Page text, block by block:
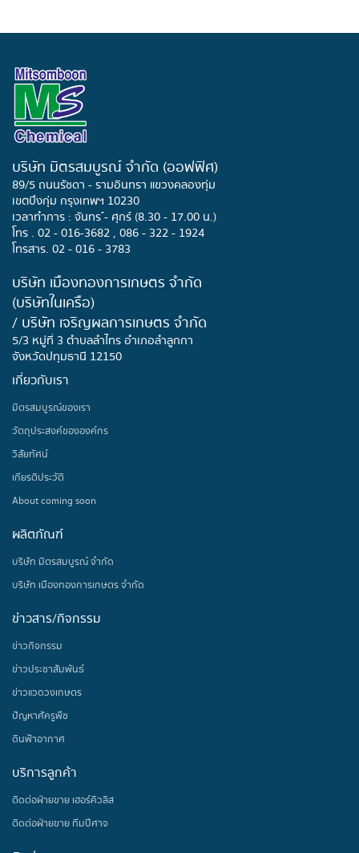
บริษัท มิตรสมบูรณ์ จำกัด (ออฟฟิศ)
89/5 ถนนรัชดา - รามอินทรา แขวงคลองทุ่ม
เขตบึงกุ่ม กรุงเทพฯ 10230
เวลาทำการ : จันทร ์- ศุกร์ (8.30 - 17.00 น.)
โทร . 02 - 016-3682 , 086 - 322 - 1924
โทรสาร. 02 - 016 - 3783
บริษัท เมืองทองการเกษตร จำกัด
(บริษัทในเครือ)
/ บริษัท เจริญผลการเกษตร จำกัด
5/3 หมู่ที่ 3 ตำบลลำไทร อำเภอลำลูกกา
จังหวัดปทุมธานี 12150
เกี่ยวกับเรา
มิตรสมบูรณ์ของเรา
วัตถุประสงค์ขององค์กร
วิสัยทัศน์
เกียรติประวัติ
About coming soon
ผลิตภัณฑ์
บริษัท มิตรสมบูรณ์ จำกัด
บริษัท เมืองทองการเกษตร จำกัด
ข่าวสาร/กิจกรรม
ข่าวกิจกรรม
ข่าวประชาสัมพันธ์
ข่าวแวดวงเกษตร
ปัญหาศัครูพืช
ดินฟ้าอากาศ
บริการลูกค้า
ติดต่อฝ่ายขาย เฮอร์คิวลิส
ติดต่อฝ่ายขาย ทีมปีศาจ